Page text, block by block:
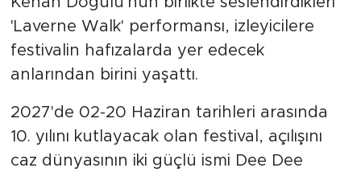
'Laverne Walk' performansı, izleyicilere
festivalin hafızalarda yer edecek
anlarından birini yaşattı.
2027'de 02-20 Haziran tarihleri arasında
10. yılını kutlayacak olan festival, açılışını
caz dünyasının iki güçlü ismi Dee Dee